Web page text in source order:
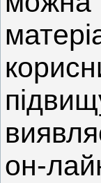
он-